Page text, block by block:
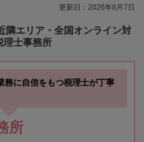
更新日：2026年8月7日
隣エリア・全国オンライン対
理士事務所
務に自信をもつ税理士が丁寧
所